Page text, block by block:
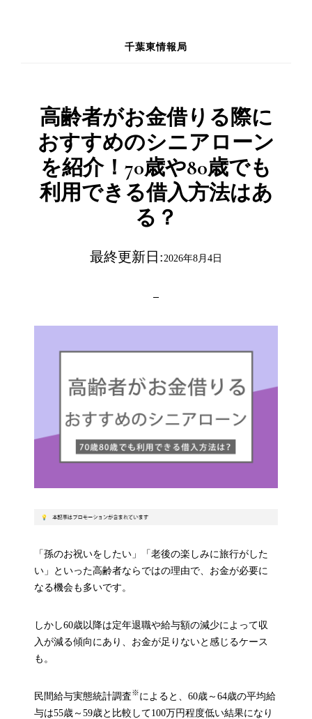
千葉東情報局
高齢者がお金借りる際に
おすすめのシニアローン
を紹介！70歳や80歳でも
利用できる借入方法はあ
る？
最終更新日:2026年8月4日
「孫のお祝いをしたい」「老後の楽しみに旅行がした
い」といった高齢者ならではの理由で、お金が必要に
なる機会も多いです。
しかし60歳以降は定年退職や給与額の減少によって収
入が減る傾向にあり、お金が足りないと感じるケース
も。
民間給与実態統計調査※によると、60歳～64歳の平均給
与は55歳～59歳と比較して100万円程度低い結果になり